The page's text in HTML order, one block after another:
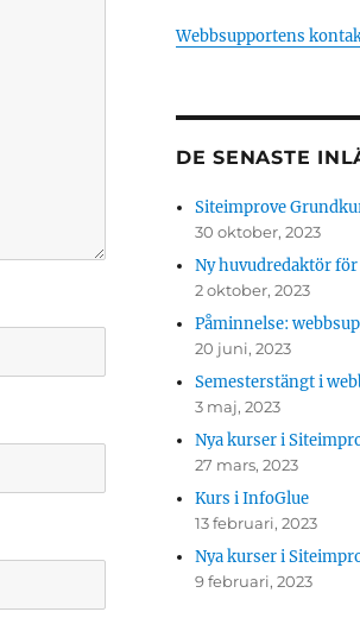
Webbsupportens
DE SENASTE
Siteimprove
30 oktober, 2023
Ny huvudredaktör för
2 oktober, 2023
Påminnelse:
20 juni, 2023
Semesterstängt i
3 maj, 2023
Nya kurser i
27 mars, 2023
Kurs i InfoGlue
13 februari, 2023
Nya kurser i
9 februari, 2023